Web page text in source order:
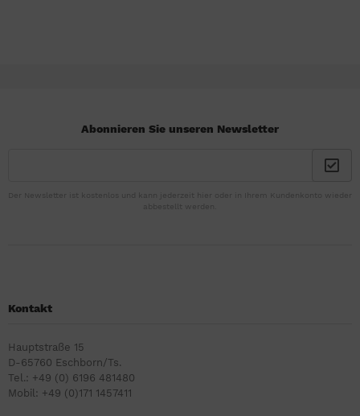
Abonnieren Sie unseren Newsletter
Der Newsletter ist kostenlos und kann jederzeit hier oder in Ihrem Kundenkonto wieder
abbestellt werden.
Kontakt
Hauptstraße 15
D-65760 Eschborn/Ts.
Tel.: +49 (0) 6196 481480
Mobil: +49 (0)171 1457411